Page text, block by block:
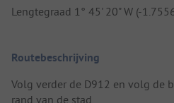
Lengtegraad 1° 45' 20" W (-
Routebeschrijving
Volg verder de D912 en volg de
rand van de stad.